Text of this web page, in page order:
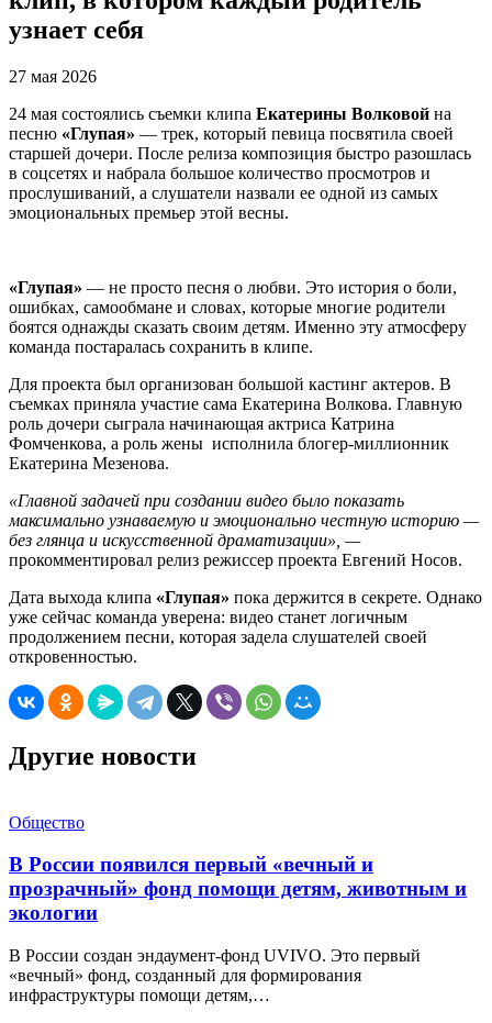
узнает себя
27 мая 2026
24 мая состоялись съемки клипа Екатерины Волковой на
песню «Глупая» — трек, который певица посвятила своей
старшей дочери. После релиза композиция быстро разошлась
в соцсетях и набрала большое количество просмотров и
прослушиваний, а слушатели назвали ее одной из самых
эмоциональных премьер этой весны.
«Глупая» — не просто песня о любви. Это история о боли,
ошибках, самообмане и словах, которые многие родители
боятся однажды сказать своим детям. Именно эту атмосферу
команда постаралась сохранить в клипе.
Для проекта был организован большой кастинг актеров. В
съемках приняла участие сама Екатерина Волкова. Главную
роль дочери сыграла начинающая актриса Катрина
Фомченкова, а роль жены исполнила блогер-миллионник
Екатерина Мезенова.
«Главной задачей при создании видео было показать
максимально узнаваемую и эмоционально честную историю —
без глянца и искусственной драматизации», —
прокомментировал релиз режиссер проекта Евгений Носов.
Дата выхода клипа «Глупая» пока держится в секрете. Однако
уже сейчас команда уверена: видео станет логичным
продолжением песни, которая задела слушателей своей
откровенностью.
Другие новости
Общество
В России появился первый «вечный и
прозрачный» фонд помощи детям, животным и
экологии
В России создан эндаумент-фонд UVIVO. Это первый
«вечный» фонд, созданный для формирования
инфраструктуры помощи детям,…